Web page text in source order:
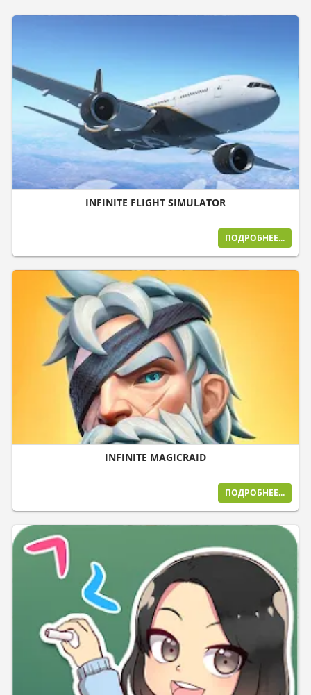
INFINITE FLIGHT SIMULATOR
ПОДРОБНЕЕ...
INFINITE MAGICRAID
ПОДРОБНЕЕ...